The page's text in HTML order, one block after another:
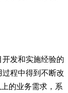
发和实施经验的
程中得到不断改
的业务需求，系